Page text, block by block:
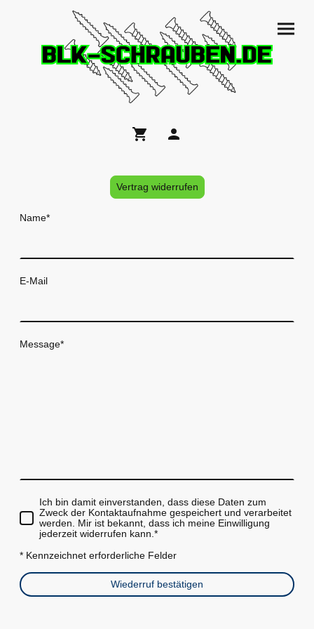
Vertrag widerrufen
Name*
E-Mail
Message*
Ich bin damit einverstanden, dass diese Daten zum
Zweck der Kontaktaufnahme gespeichert und verarbeitet
werden. Mir ist bekannt, dass ich meine Einwilligung
jederzeit widerrufen kann. *
* Kennzeichnet erforderliche Felder
Wiederruf bestätigen